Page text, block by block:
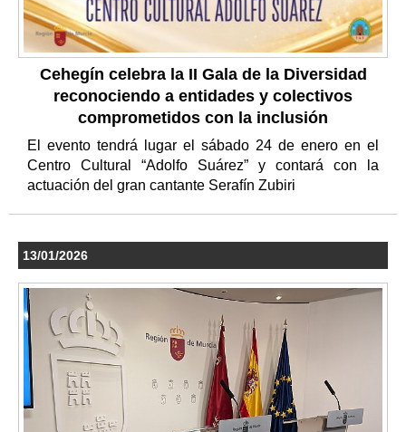
Cehegín celebra la II Gala de la Diversidad
reconociendo a entidades y colectivos
comprometidos con la inclusión
El evento tendrá lugar el sábado 24 de enero en el
Centro Cultural “Adolfo Suárez” y contará con la
actuación del gran cantante Serafín Zubiri
13/01/2026